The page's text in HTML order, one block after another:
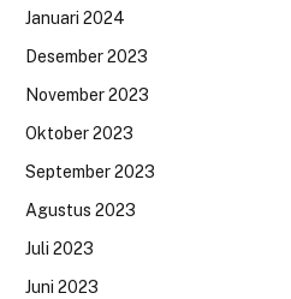
Januari 2024
Desember 2023
November 2023
Oktober 2023
September 2023
Agustus 2023
Juli 2023
Juni 2023